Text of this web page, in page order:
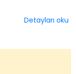
Detayları oku